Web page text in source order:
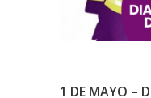
1 DE MAYO –